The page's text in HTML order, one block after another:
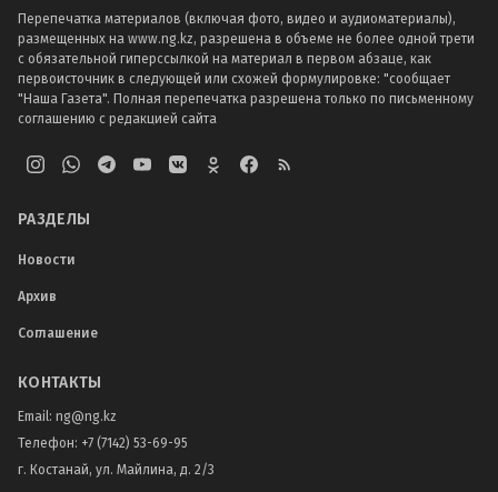
Перепечатка материалов (включая фото, видео и аудиоматериалы),
размещенных на www.ng.kz, разрешена в объеме не более одной трети
с обязательной гиперссылкой на материал в первом абзаце, как
первоисточник в следующей или схожей формулировке: "сообщает
"Наша Газета". Полная перепечатка разрешена только по письменному
соглашению с редакцией сайта
РАЗДЕЛЫ
Новости
Архив
Соглашение
КОНТАКТЫ
Email: ng@ng.kz
Телефон: +7 (7142) 53-69-95
г. Костанай, ул. Майлина, д. 2/3